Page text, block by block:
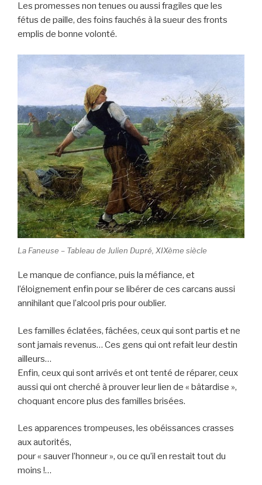
Les promesses non tenues ou aussi fragiles que les
fétus de paille, des foins fauchés à la sueur des fronts
emplis de bonne volonté.
La Faneuse – Tableau de Julien Dupré, XIXème siècle
Le manque de confiance, puis la méfiance, et
l’éloignement enfin pour se libérer de ces carcans aussi
annihilant que l’alcool pris pour oublier.
Les familles éclatées, fâchées, ceux qui sont partis et ne
sont jamais revenus… Ces gens qui ont refait leur destin
ailleurs…
Enfin, ceux qui sont arrivés et ont tenté de réparer, ceux
aussi qui ont cherché à prouver leur lien de « bâtardise »,
choquant encore plus des familles brisées.
Les apparences trompeuses, les obéissances crasses
aux autorités,
pour « sauver l’honneur », ou ce qu’il en restait tout du
moins !…